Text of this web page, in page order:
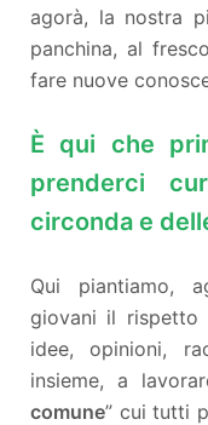
agorà, la nostra
panchina, al
fare nuove
È qui che
prenderci
circonda e
Qui piantiamo,
giovani il rispetto
idee, opinioni,
insieme, a
comune” cui tutti